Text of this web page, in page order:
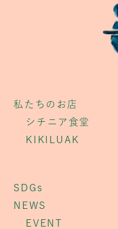
私たちのお店
シチニア食堂
KIKILUAK
SDGs
NEWS
EVENT